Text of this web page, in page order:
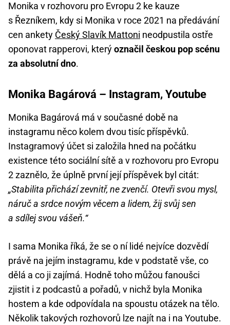
Monika v rozhovoru pro Evropu 2 ke kauze
s Řezníkem, kdy si Monika v roce 2021 na předávání
cen ankety Český Slavík Mattoni neodpustila ostře
oponovat rapperovi, kterýoznačil českou pop scénu
za absolutní dno.
Monika Bagárová – Instagram, Youtube
Monika Bagárová má v současné době na
instagramu něco kolem dvou tisíc příspěvků.
Instagramový účet si založila hned na počátku
existence této sociální sítě a v rozhovoru pro Evropu
2 zaznělo, že úplně první její příspěvek byl citát:
„Stabilita přichází zevnitř, ne zvenčí. Otevři svou mysl,
náruč a srdce novým věcem a lidem, žij svůj sen
a sdílej svou vášeň.“
I sama Monika říká, že se o ní lidé nejvíce dozvědí
právě na jejím instagramu, kde v podstatě vše, co
dělá a co ji zajímá. Hodně toho můžou fanoušci
zjistit i z podcastů a pořadů, v nichž byla Monika
hostem a kde odpovídala na spoustu otázek na tělo.
Několik takových rozhovorů lze najít na i na Youtube.